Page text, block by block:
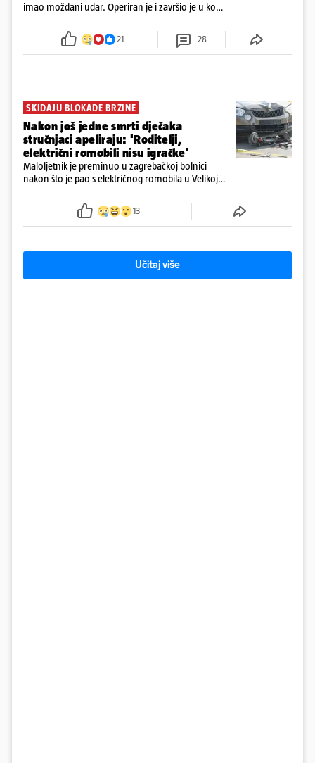
imao moždani udar. Operiran je i završio je u komi.
tamošnji liječnici ne vjeruju u oporavak: 'Imamo
21 28
SKIDAJU BLOKADE BRZINE
Nakon još jedne smrti dječaka
stručnjaci apeliraju: 'Roditelji,
električni romobili nisu igračke'
Maloljetnik je preminuo u zagrebačkoj bolnici
nakon što je pao s električnog romobila u Velikoj
13
Učitaj više